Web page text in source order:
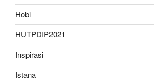
Hobi
HUTPDIP2021
Inspirasi
Istana